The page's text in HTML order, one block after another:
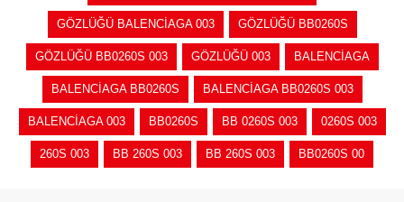
GÖZLÜĞÜ BALENCİAGA 003 GÖZLÜĞÜ BB0260S
GÖZLÜĞÜ BB0260S 003 GÖZLÜĞÜ 003 BALENCİAGA
BALENCİAGA BB0260S BALENCİAGA BB0260S 003
BALENCİAGA 003 BB0260S BB 0260S 003 0260S 003
260S 003 BB 260S 003 BB 260S 003 BB0260S 00